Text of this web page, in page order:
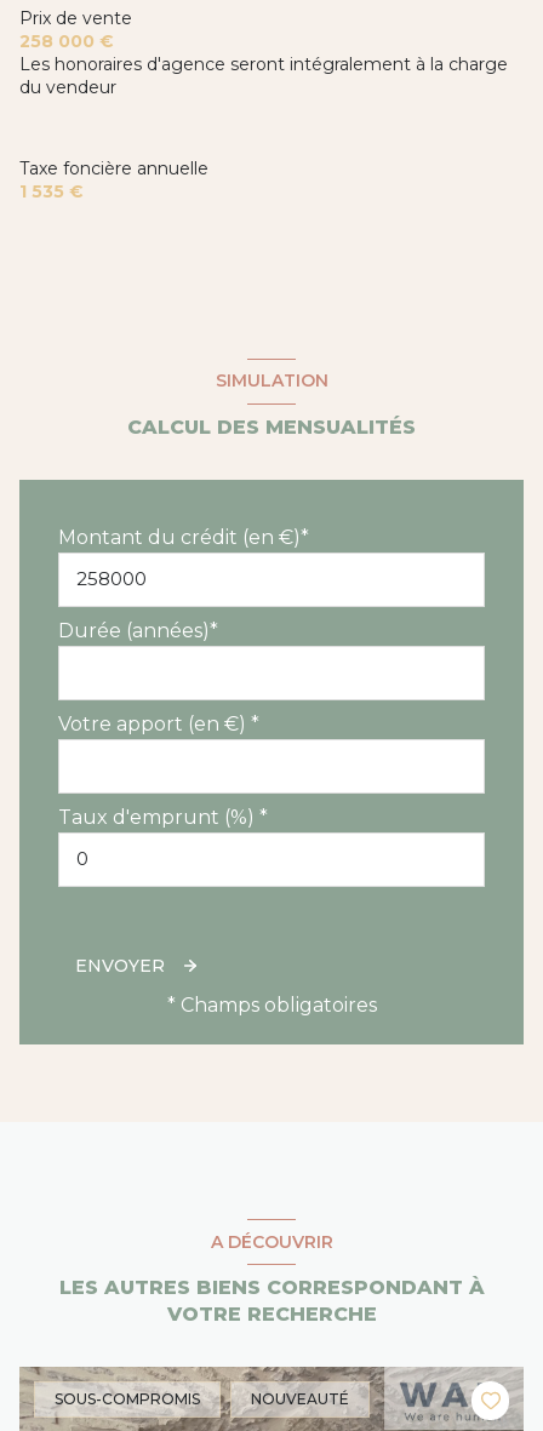
Prix de vente
258 000 €
Les honoraires d'agence seront intégralement à la charge
du vendeur
Taxe foncière annuelle
1 535 €
SIMULATION
CALCUL DES MENSUALITÉS
Montant du crédit (en €)*
Durée (années)*
Votre apport (en €) *
Taux d'emprunt (%) *
ENVOYER
* Champs obligatoires
A DÉCOUVRIR
LES AUTRES BIENS CORRESPONDANT À
VOTRE RECHERCHE
SOUS-COMPROMIS NOUVEAUTÉ